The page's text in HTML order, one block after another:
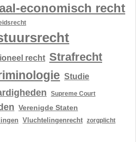
economisch recht
recht Strafrecht
Studie
Supreme Court
Verenigde Staten
Vluchtelingenrecht zorgplicht